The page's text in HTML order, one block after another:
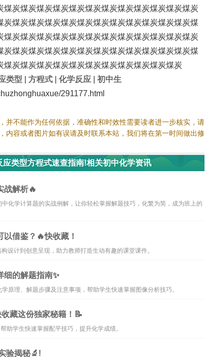
炭煤炭煤炭煤炭煤炭煤炭煤炭煤炭煤炭煤炭煤炭煤炭
煤炭煤炭煤炭煤炭煤炭煤炭煤炭煤炭煤炭煤炭煤炭煤
炭煤炭煤炭煤炭煤炭煤炭煤炭煤炭煤炭煤炭煤炭煤炭
煤炭煤炭煤炭煤炭煤炭煤炭煤炭煤炭煤炭煤炭煤炭煤
炭煤炭煤炭煤炭煤炭煤炭煤炭煤炭煤炭煤炭煤炭
类型 方程式 化学反应
初中生
291177.html
并不能作为任何依据，准确性和时效性需要读者进一步核实，请
内容或者图片如有误请及时联系本站，我们将在第一时间做出修
类型方程式速查指南!相关初中化学资讯
战解析🔥
化学计算题的实战例解，让你轻松掌握解题技巧，化繁为简，成为班上的
借鉴？🔥快收藏！
设计到创意呈现，助力教师打造生动有趣的课堂课件。
细的解题指南✨
原理、解题步骤及注意事项，帮助学生快速掌握图像分析技巧。
藏这份独家秘籍！📝
助学生快速掌握配平技巧，提升化学成绩。
验揭秘🔬!